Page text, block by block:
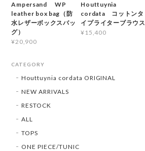
Ampersand WP
leather box bag（防
水レザーボックスバッ
グ）
¥20,900
Houttuynia
cordata コットンタ
イプライターブラウス
¥15,400
CATEGORY
Houttuynia cordata ORIGINAL
NEW ARRIVALS
RESTOCK
ALL
TOPS
ONE PIECE/TUNIC